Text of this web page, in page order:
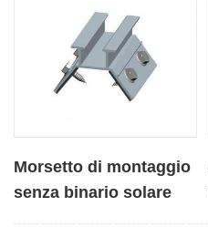
Morsetto di montaggio
senza binario solare